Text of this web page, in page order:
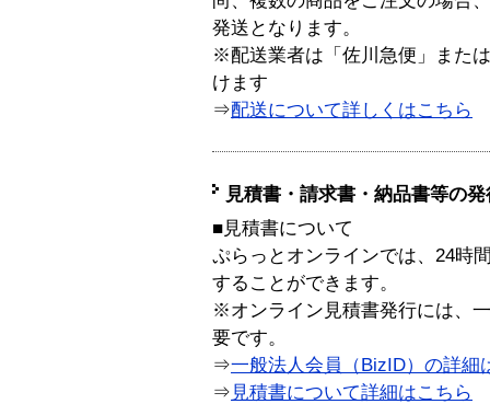
発送となります。
※配送業者は「佐川急便」また
けます
⇒配送について詳しくはこちら
見積書・請求書・納品書等の
■見積書について
ぷらっとオンラインでは、24時
することができます。
※オンライン見積書発行には、
要です。
⇒一般法人会員（BizID）の詳細
⇒ 見積書について詳細はこちら